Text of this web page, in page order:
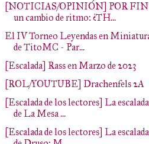
[NOTICIAS/OPINIÓN] POR FIN
un cambio de ritmo: ¿TH...
El IV Torneo Leyendas en
de TitoMC - Par...
[Escalada] Rass en Marzo de 2023
[ROL/YOUTUBE] Drachenfels 2A
[Escalada de los lectores] La escalada
de La Mesa ...
[Escalada de los lectores] La escalada